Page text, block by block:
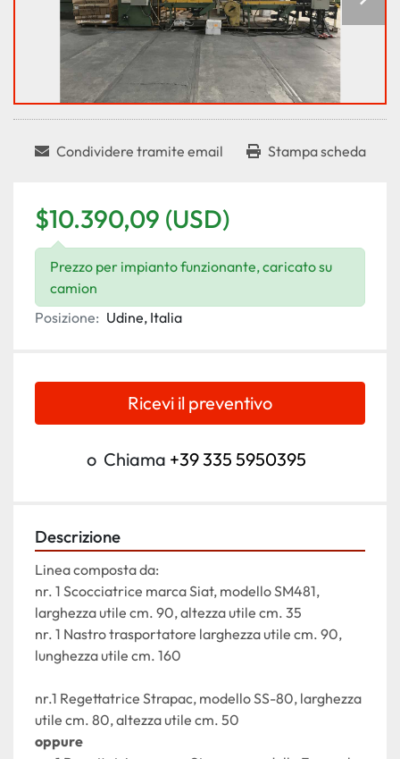
Condividere tramite email Stampa scheda
$10.390,09 (USD)
Prezzo per impianto funzionante, caricato su
camion
Posizione: Udine, Italia
Ricevi il preventivo
o Chiama +39 335 5950395
Descrizione
Linea composta da:
nr. 1 Scocciatrice marca Siat, modello SM481,
larghezza utile cm. 90, altezza utile cm. 35
nr. 1 Nastro trasportatore larghezza utile cm. 90,
lunghezza utile cm. 160
nr.1 Regettatrice Strapac, modello SS-80, larghezza
utile cm. 80, altezza utile cm. 50
oppure